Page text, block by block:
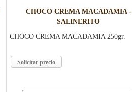
CHOCO CREMA MACADAMIA -
SALINERITO
CHOCO CREMA MACADAMIA 250gr.
Solicitar precio